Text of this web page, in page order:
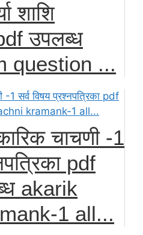
शाशि
उपलब्ध
question ...
चाचणी -1
pdf
akarik
1 all...